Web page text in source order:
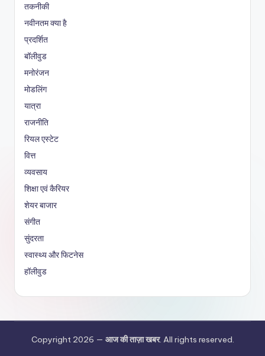
तकनीकी
नवीनतम क्या है
प्रदर्शित
बॉलीवुड
मनोरंजन
मोडलिंग
यात्रा
राजनीति
रियल एस्टेट
वित्त
व्यवसाय
शिक्षा एवं कैरियर
शेयर बाजार
संगीत
सुंदरता
स्वास्थ्य और फिटनेस
हॉलीवुड
Copyright 2026 — आज की ताज़ा खबर. All rights reserved.